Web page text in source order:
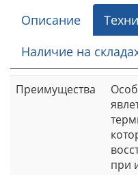
Описание
Наличие на
Преимущества
при